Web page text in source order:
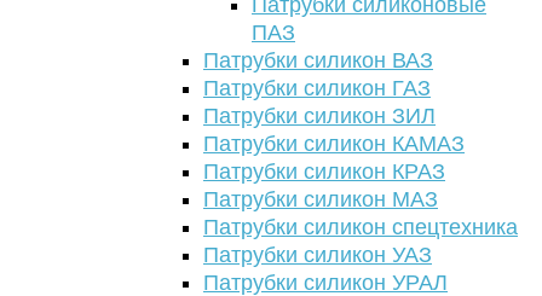
Патрубки силиконовые
ПАЗ
Патрубки силикон ВАЗ
Патрубки силикон ГАЗ
Патрубки силикон ЗИЛ
Патрубки силикон КАМАЗ
Патрубки силикон КРАЗ
Патрубки силикон МАЗ
Патрубки силикон спецтехника
Патрубки силикон УАЗ
Патрубки силикон УРАЛ